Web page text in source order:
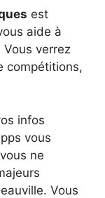
est
aide à
verrez
compétitions,
infos
vous
ne
Vous